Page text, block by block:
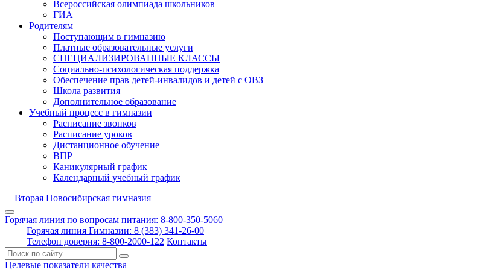
Всероссийская олимпиада школьников
ГИА
Родителям
Поступающим в гимназию
Платные образовательные услуги
СПЕЦИАЛИЗИРОВАННЫЕ КЛАССЫ
Социально-психологическая поддержка
Обеспечение прав детей-инвалидов и детей с ОВЗ
Школа развития
Дополнительное образование
Учебный процесс в гимназии
Расписание звонков
Расписание уроков
Дистанционное обучение
ВПР
Каникулярный график
Календарный учебный график
Горячая линия по вопросам питания: 8-800-350-5060
Горячая линия Гимназии: 8 (383) 341-26-00
Телефон доверия: 8-800-2000-122 Контакты
Поиск:
Целевые показатели качества